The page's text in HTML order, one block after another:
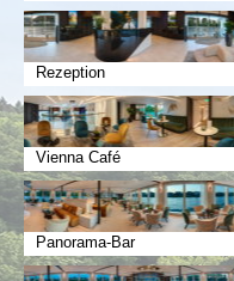
Rezeption
Vienna Café
Panorama-Bar